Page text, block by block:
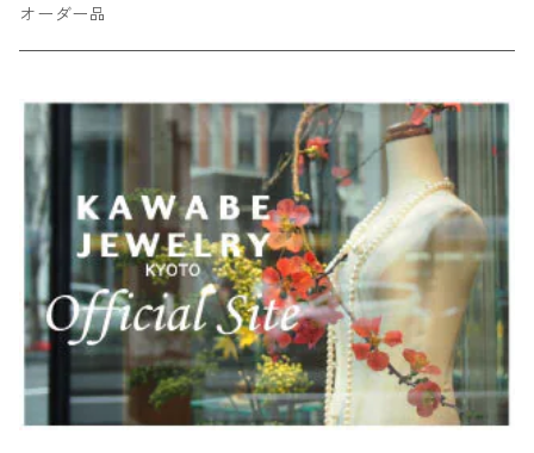
オーダー品